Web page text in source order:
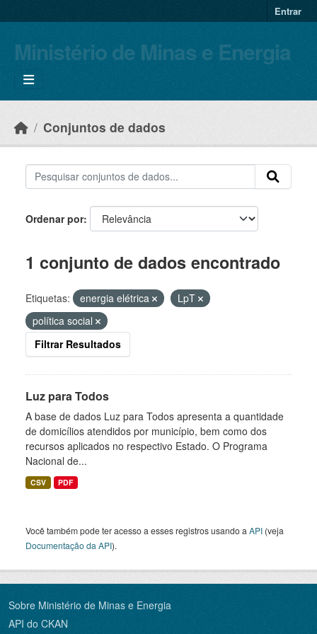
Entrar
Ministério de Minas e Energia
Conjuntos de dados
Ordenar por
1 conjunto de dados encontrado
Etiquetas: energia elétrica
LpT
política social
Filtrar Resultados
Luz para Todos
A base de dados Luz para Todos apresenta a quantidade
de domicílios atendidos por município, bem como dos
recursos aplicados no respectivo Estado. O Programa
Nacional de...
CSV PDF
Você também pode ter acesso a esses registros usando a API (veja
Documentação da API).
Sobre Ministério de Minas e Energia
API do CKAN